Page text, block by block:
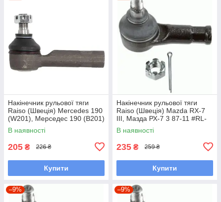
Накінечник рульової тяги
Raiso (Швеція) Mercedes 190
(W201), Мерседес 190 (В201)
82-93 #RL-338110M
UAGKZRA7
В наявності
205 ₴ 226 ₴
Купити
Накінечник рульової тяги
Raiso (Швеція) Mazda RX-7
III, Мазда РХ-7 3 87-11 #RL-
232280M UAWSCEN7
В наявності
235 ₴ 259 ₴
Купити
–9% –9%